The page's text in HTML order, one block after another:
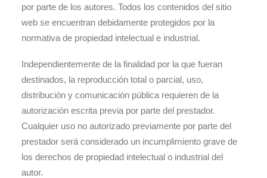
por parte de los autores. Todos los contenidos del sitio
web se encuentran debidamente protegidos por la
normativa de propiedad intelectual e industrial.
Independientemente de la finalidad por la que fueran
destinados, la reproducción total o parcial, uso,
distribución y comunicación pública requieren de la
autorización escrita previa por parte del prestador.
Cualquier uso no autorizado previamente por parte del
prestador será considerado un incumplimiento grave de
los derechos de propiedad intelectual o industrial del
autor.